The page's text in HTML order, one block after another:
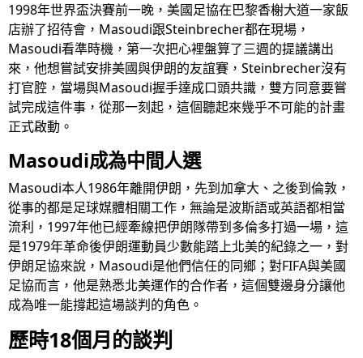
1998年世界盃決賽前一晚，美國足協在巴黎香榭大道一家飯
店辦了招待會，Masoudi跟Steinbrecher都在現場，
Masoudi看準時機，第一次把心裡盤算了三週的提議講出
來，他想嘗試安排美國與伊朗的友誼賽，Steinbrecher沒有
打官腔，當場與Masoudi握手達成口頭共識，雙方同意要嘗
試完成這件事，從那一刻起，這個聽起來幾乎不可能的計畫
正式啟動。
Masoudi成為中間人選
Masoudi本人1986年離開伊朗，先到加拿大、之後到倫敦，
從事的都是足球媒體相關工作，無論是波斯語或英語都相當
流利，1997年他已經牽線把伊朗隊帶到多倫多打過一場，這
是1979年革命後伊朗運動員少數能踏上北美的紀錄之一，對
伊朗足協來說，Masoudi是他們信任的同鄉；對FIFA與美國
足協而言，他是熟悉北美運作的合作者，這個雙邊身分讓他
成為唯一能撐起這場談判的角色。
歷時18個月的談判